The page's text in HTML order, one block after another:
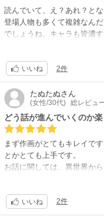
巻末に原作者さんの小説が
５巻がいいとこで終わって
読んでいて、え？あれ？と
登場人物も多くて複雑なん
でしょうね。キャラも皆濃
なるくらいわかんなくなる
うっすら繋ぎ出され、どい
ブリーチとかハンターハン
グロ耐性必要だけどあまり
いかな。少しダークな少年漫
いいね 2件
たぬたぬさん
(女性/30代) 総レビュ
どう話が進んでいくのか
まず作画がとてもキレイで
とかとても上手です。
お話に関しては、異世界か
のが始まりです。他の方も
主人公が強キャラ感と独自
ないけど、内に入れたもの
いいね 2件